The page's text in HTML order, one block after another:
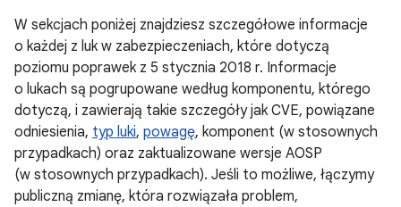
W sekcjach poniżej znajdziesz szczegółowe informacje
o każdej z luk w zabezpieczeniach, które dotyczą
poziomu poprawek z 5 stycznia 2018 r. Informacje
o lukach są pogrupowane według komponentu, którego
dotyczą, i zawierają takie szczegóły jak CVE, powiązane
odniesienia, typ luki, powagę, komponent (w stosownych
przypadkach) oraz zaktualizowane wersje AOSP
(w stosownych przypadkach). Jeśli to możliwe, łączymy
publiczną zmianę, która rozwiązała problem,